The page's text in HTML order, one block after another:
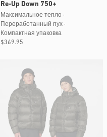
Re-Up Down 750+
Максимальное тепло ·
Переработанный пух ·
Компактная упаковка
Обычная
$369.95